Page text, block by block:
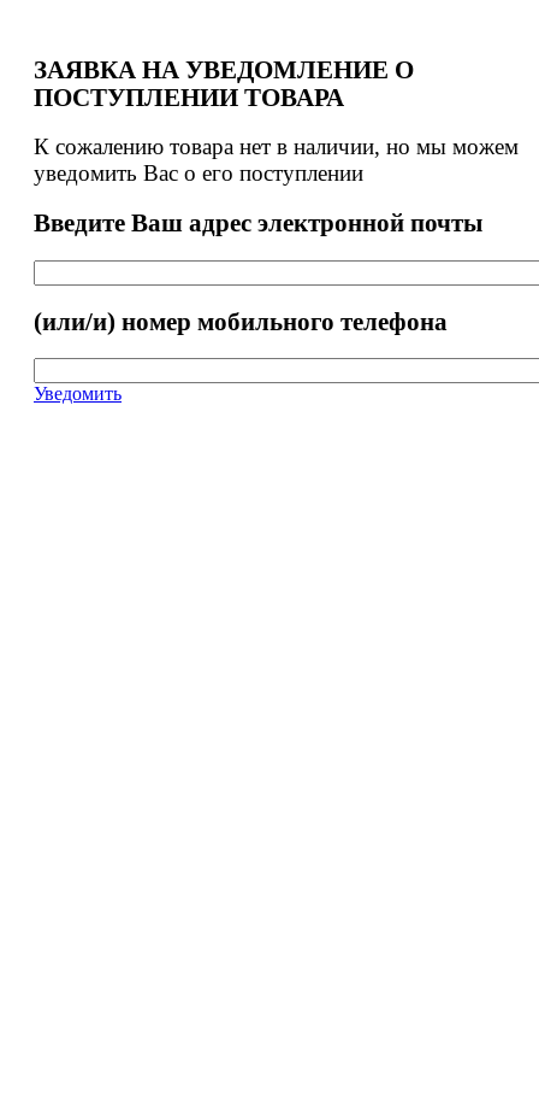
ЗАЯВКА НА УВЕДОМЛЕНИЕ О
ПОСТУПЛЕНИИ ТОВАРА
К сожалению товара нет в наличии, но мы можем
уведомить Вас о его поступлении
Введите Ваш адрес электронной почты
(или/и) номер мобильного телефона
Уведомить